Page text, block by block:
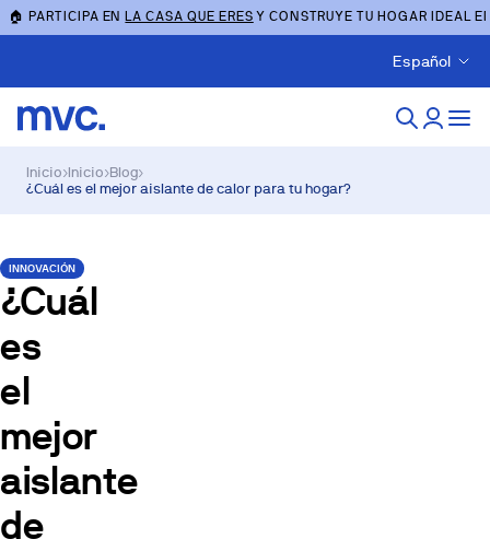
🏠 PARTICIPA ENLA CASA QUE ERES Y CONSTRUYE TU HOGAR IDEAL
Español
Inicio›Inicio›Blog›
¿Cuál es el mejor aislante de calor para tu hogar?
INNOVACIÓN
¿Cuál
es
el
mejor
aislante
de